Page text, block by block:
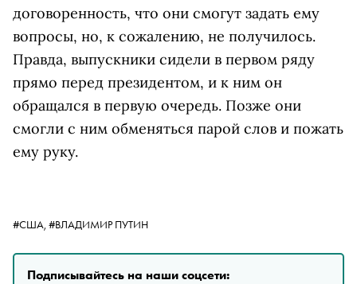
договоренность, что они смогут задать ему
вопросы, но, к сожалению, не получилось.
Правда, выпускники сидели в первом ряду
прямо перед президентом, и к ним он
обращался в первую очередь. Позже они
смогли с ним обменяться парой слов и пожать
ему руку.
#США, #ВЛАДИМИР ПУТИН
Подписывайтесь на наши соцсети: